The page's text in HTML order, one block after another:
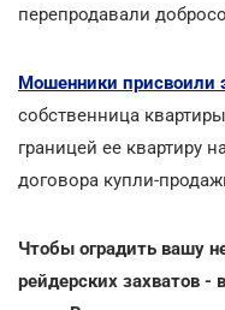
перепродавали
Мошенники присвоили
собственница
границей ее квартиру
договора купли-
Чтобы оградить вашу
рейдерских захватов -